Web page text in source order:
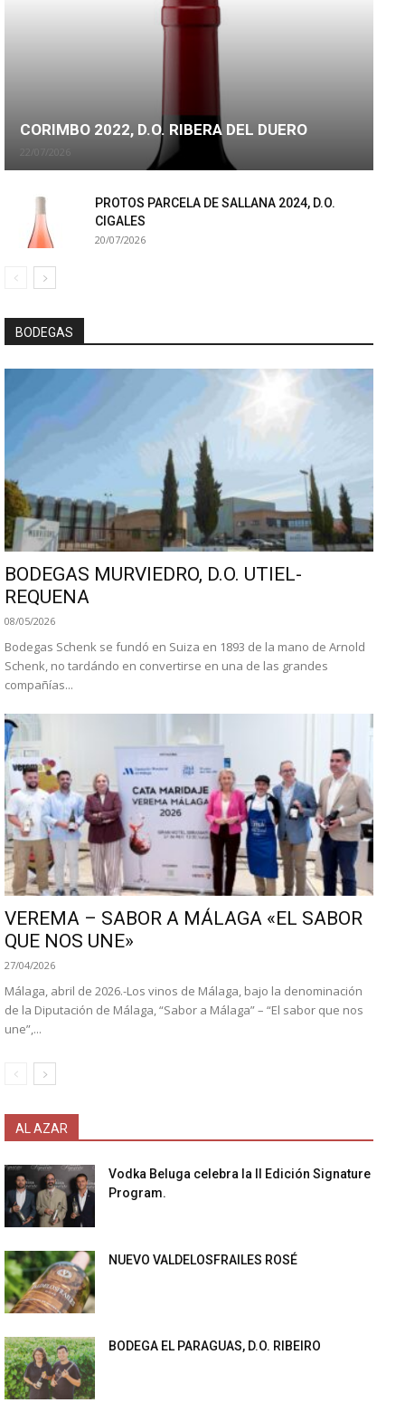
CORIMBO 2022, D.O. RIBERA DEL DUERO
22/07/2026
PROTOS PARCELA DE SALLANA 2024, D.O.
CIGALES
20/07/2026
BODEGAS
BODEGAS MURVIEDRO, D.O. UTIEL-
REQUENA
08/05/2026
Bodegas Schenk se fundó en Suiza en 1893 de la mano de Arnold
Schenk, no tardándo en convertirse en una de las grandes
compañías...
VEREMA – SABOR A MÁLAGA «EL SABOR
QUE NOS UNE»
27/04/2026
Málaga, abril de 2026.-Los vinos de Málaga, bajo la denominación
de la Diputación de Málaga, “Sabor a Málaga” – “El sabor que nos
une”,...
AL AZAR
Vodka Beluga celebra la II Edición Signature
Program.
NUEVO VALDELOSFRAILES ROSÉ
BODEGA EL PARAGUAS, D.O. RIBEIRO